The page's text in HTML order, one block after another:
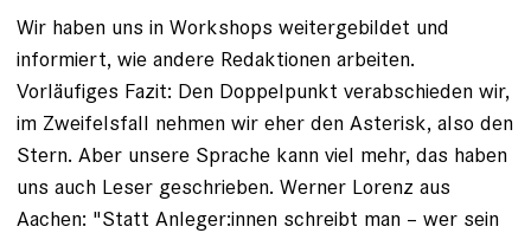
Wir haben uns in Workshops weiter­gebildet und
informiert, wie andere ­Redaktionen arbeiten.
Vorläufiges Fazit: Den Doppelpunkt verabschieden wir,
im Zweifels­fall nehmen wir eher den ­Asterisk, also den
Stern. Aber unsere Sprache kann viel mehr, das haben
uns auch Leser geschrieben. Werner Lorenz aus
Aachen: "Statt Anleger:innen schreibt man – wer sein